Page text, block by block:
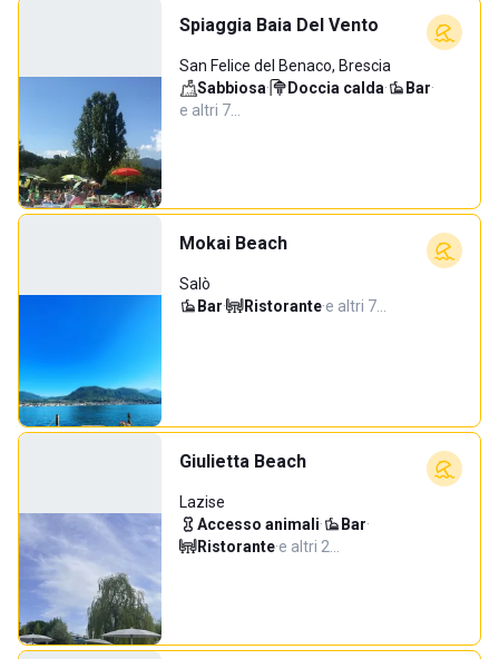
Spiaggia Baia Del Vento
San Felice del Benaco, Brescia
Sabbiosa· Doccia calda· Bar·
e altri 7…
Mokai Beach
Salò
Bar· Ristorante·e altri 7…
Giulietta Beach
Lazise
Accesso animali· Bar·
Ristorante·e altri 2…